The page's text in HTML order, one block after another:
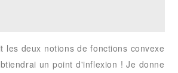
les deux notions de fonctions convexe
un point d'inflexion ! Je donne